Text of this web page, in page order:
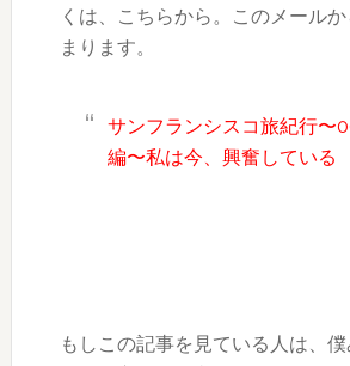
くは、こちらから。このメール
まります。
サンフランシスコ旅紀行〜
編〜私は今、興奮している
もしこの記事を見ている人は、